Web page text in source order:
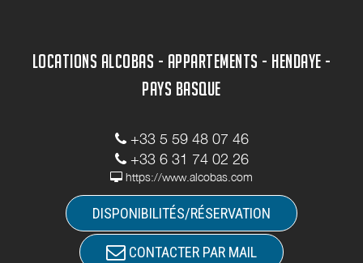
LOCATIONS ALCOBAS - APPARTEMENTS - HENDAYE -
PAYS BASQUE
+33 5 59 48 07 46
+33 6 31 74 02 26
https://www.alcobas.com
DISPONIBILITÉS/RÉSERVATION
CONTACTER PAR MAIL